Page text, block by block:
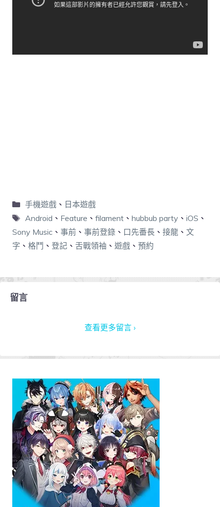
手機遊戲、 日本遊戲
Android 、 Feature 、 filament、 hubbub party 、 iOS 、
Sony Music 、 事前 、 事前登錄 、 口先番長 、 接龍 、 文
字 、 格鬥 、 登記 、 舌戰領袖 、 遊戲 、 預約
留言
查看更多留言 ›